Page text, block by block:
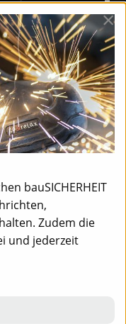
bauSICHERHEIT
Zudem die
und jederzeit
×